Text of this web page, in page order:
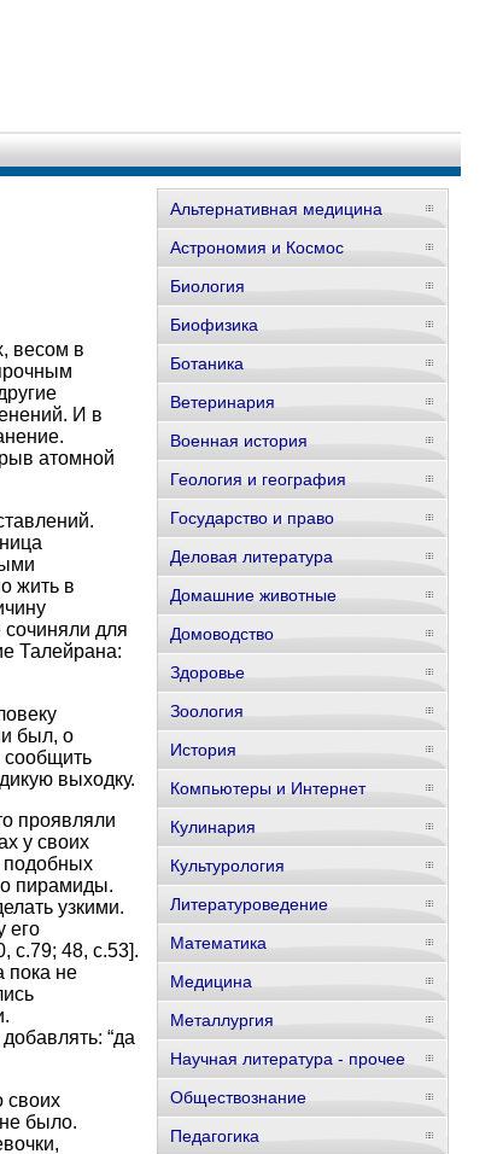
весом в
И в
атомной
жить в
сочиняли для
Талейрана:
был, о
сообщить
выходку.
проявляли
у своих
подобных
пирамиды.
узкими.
его
c.79; 48, c.53].
пока не
“да
своих
было.
Альтернативная медицина
Астрономия и Космос
Биология
Биофизика
Ботаника
Ветеринария
Военная история
Геология и география
Государство и право
Деловая литература
Домашние животные
Домоводство
Здоровье
Зоология
История
Компьютеры и Интернет
Кулинария
Культурология
Литературоведение
Математика
Медицина
Металлургия
Научная литература - прочее
Обществознание
Педагогика